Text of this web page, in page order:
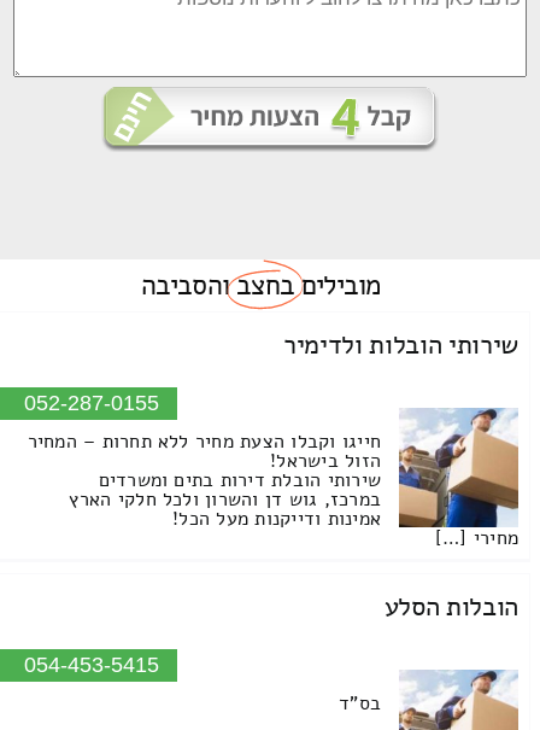
מוביליםבחצבוהסביבה
שירותי הובלות ולדימיר
052-287-0155
חייגו וקבלו הצעת מחיר ללא תחרות – המחיר
הזול בישראל!
שירותי הובלת דירות בתים ומשרדים
במרכז, גוש דן והשרון ולכל חלקי הארץ
אמינות ודייקנות מעל הכל!
מחירי […]
הובלות הסלע
054-453-5415
בס"ד